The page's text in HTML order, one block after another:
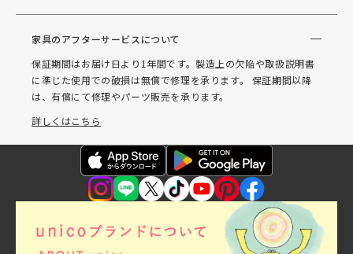
家具のアフターサービスについて
保証期間はお届け日より1年間です。製造上の欠陥や取扱説明書
に準じた使用での破損は無償で修理を承ります。 保証期間以降
は、有償にて修理やパーツ販売を承ります。
詳しくはこちら